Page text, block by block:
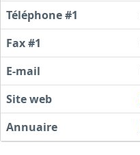
Téléphone #1
Fax #1
E-mail
Site web
Annuaire